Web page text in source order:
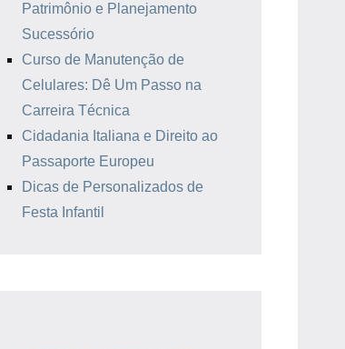
Patrimônio e Planejamento
Sucessório
Curso de Manutenção de
Celulares: Dê Um Passo na
Carreira Técnica
Cidadania Italiana e Direito ao
Passaporte Europeu
Dicas de Personalizados de
Festa Infantil